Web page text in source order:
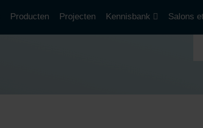
Producten Projecten Kennisbank Salons